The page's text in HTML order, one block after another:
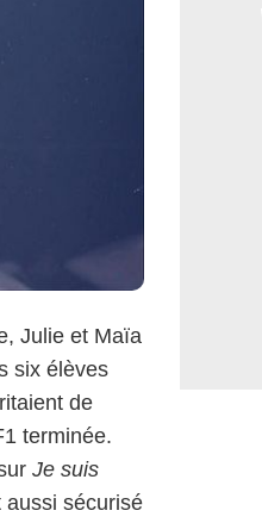
Julie et Maïa
six élèves
de
terminée.
Je suis
aussi sécurisé